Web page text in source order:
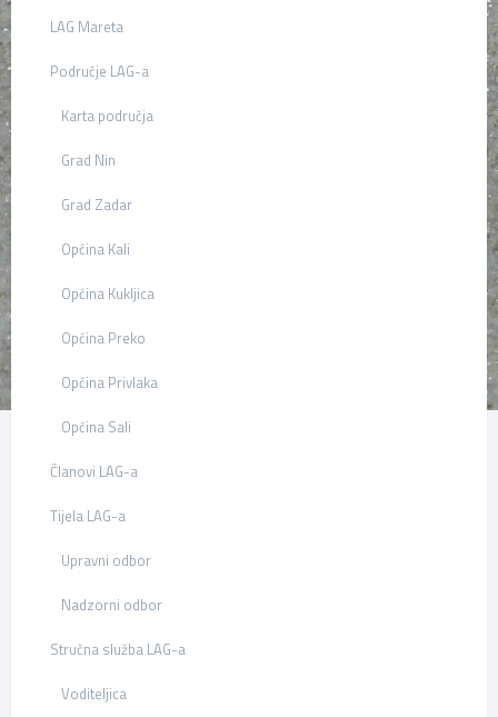
LAG Mareta
Područje LAG-a
Karta područja
Grad Nin
Grad Zadar
Općina Kali
Općina Kukljica
Općina Preko
Općina Privlaka
Općina Sali
Članovi LAG-a
Tijela LAG-a
Upravni odbor
Nadzorni odbor
Stručna služba LAG-a
Voditeljica